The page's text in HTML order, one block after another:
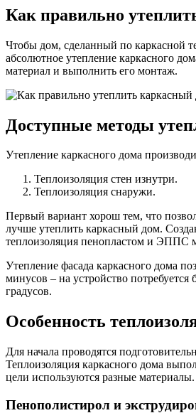
Как правильно
Чтобы дом, сделанный по каркасной
абсолютное утепление каркасного
материал и выполнить его монтаж.
Доступные методы
Утепление каркасного дома
Теплоизоляция стен изнутри.
Теплоизоляция снаружи.
Первый вариант хорош тем, что
лучше утеплить каркасный дом.
теплоизоляция пенопластом и ЭППС
Утепление фасада каркасного дома
минусов – на устройство
градусов.
Особенность
Для начала проводятся
Теплоизоляция каркасного дома
цели используются разные материалы.
Пенополистирол и